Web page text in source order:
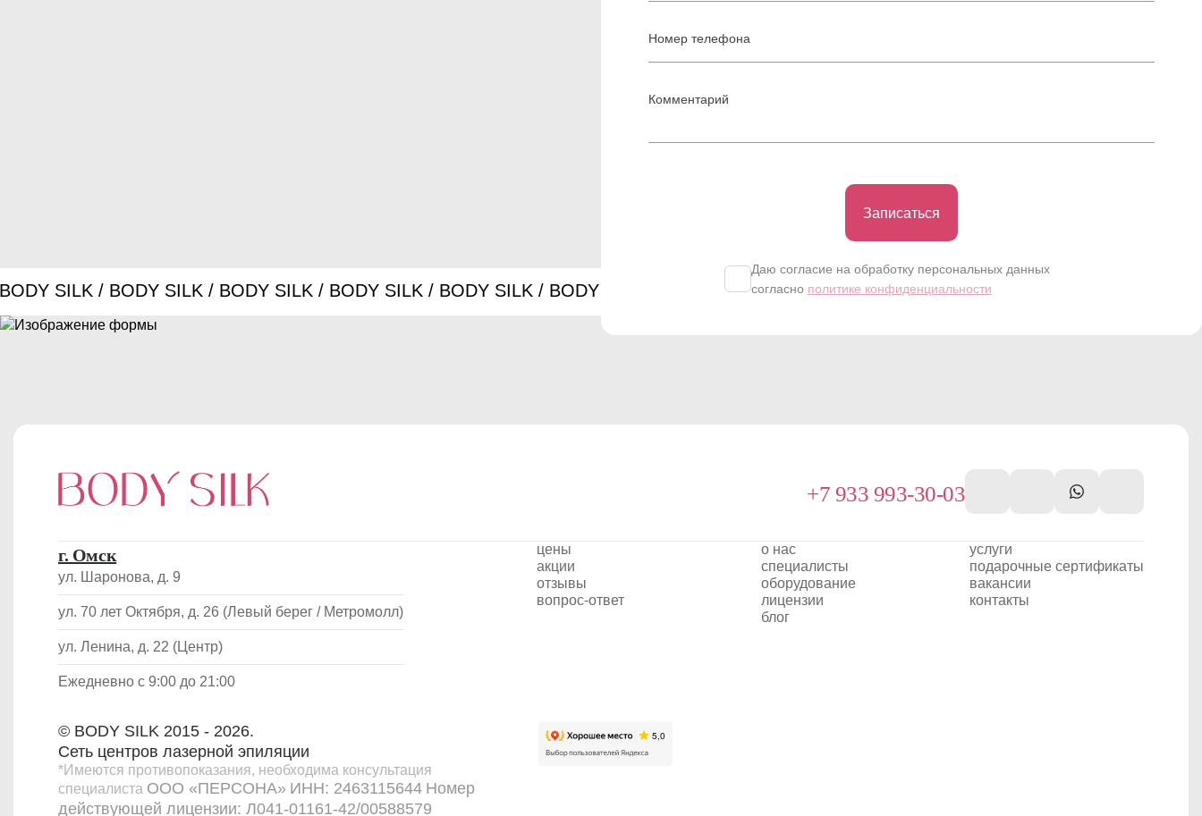
Записаться
Даю согласие на обработку персональных данных
согласно политике конфиденциальности
+7 933 993-30-03
г. Омск
ул. Шаронова, д. 9
ул. 70 лет Октября, д. 26 (Левый берег / Метромолл)
ул. Ленина, д. 22 (Центр)
Ежедневно с 9:00 до 21:00
цены
акции
отзывы
вопрос-ответ
о нас
специалисты
оборудование
лицензии
блог
услуги
подарочные сертификаты
вакансии
контакты
© BODY SILK 2015 - 2026.
Сеть центров лазерной эпиляции
*Имеются противопоказания, необходима консультация
специалиста ООО «ПЕРСОНА» ИНН: 2463115644 Номер
действующей лицензии: Л041-01161-42/00588579